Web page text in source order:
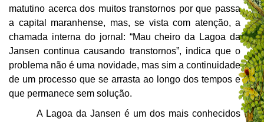
matutino acerca dos muitos transtornos por que passa
a capital maranhense, mas, se vista com atenção, a
chamada interna do jornal: “Mau cheiro da Lagoa da
Jansen continua causando transtornos”, indica que o
problema não é uma novidade, mas sim a continuidade
de um processo que se arrasta ao longo dos tempos e
que permanece sem solução.
A Lagoa da Jansen é um dos mais conhecidos